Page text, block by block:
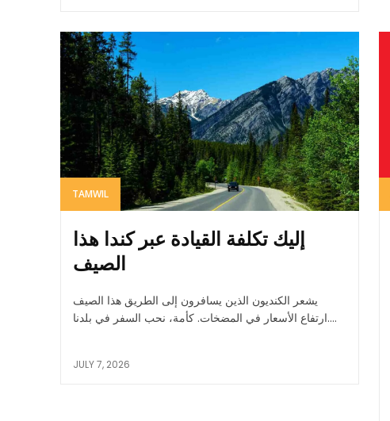
TAMWIL
إليك تكلفة القيادة عبر كندا هذا
الصيف
يشعر الكنديون الذين يسافرون إلى الطريق هذا الصيف
ارتفاع الأسعار في المضخات. كأمة، نحب السفر في بلدنا....
JULY 7, 2026